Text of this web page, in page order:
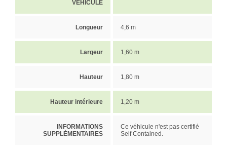
VÉHICULE
Longueur 4,6 m
Largeur 1,60 m
Hauteur 1,80 m
Hauteur intérieure 1,20 m
INFORMATIONS
SUPPLÉMENTAIRES
Ce véhicule n'est pas certifié
Self Contained.